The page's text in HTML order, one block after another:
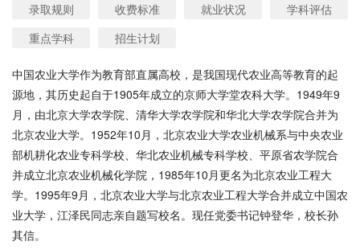
录取规则
收费标准 就业状况
学科评估
重点学科
招生计划
中国农业大学作为教育部直属高校，是我国现代农业高等教育的起
源地，其历史起自于1905年成立的京师大学堂农科大学。1949年9
月，由北京大学农学院、清华大学农学院和华北大学农学院合并为
北京农业大学。1952年10月，北京农业大学农业机械系与中央农业
部机耕化农业专科学校、华北农业机械专科学校、平原省农学院合
并成立北京农业机械化学院，1985年10月更名为北京农业工程大
学。1995年9月，北京农业大学与北京农业工程大学合并成立中国农
业大学，江泽民同志亲自题写校名。现任党委书记钟登华，校长孙
其信。